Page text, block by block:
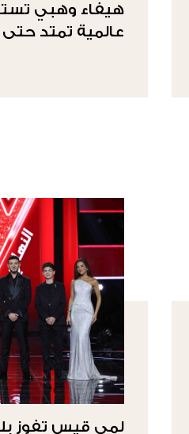
هيفاء وهبي
عالمية تمتد حتى